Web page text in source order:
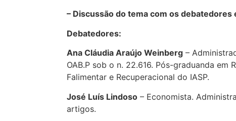
– Discussão do tema com os
Debatedores:
Ana Cláudia Araújo Weinberg –
OAB.P sob o n. 22.616. Pós-graduanda
Falimentar e Recuperacional do IASP.
José Luís Lindoso – Economista.
artigos.